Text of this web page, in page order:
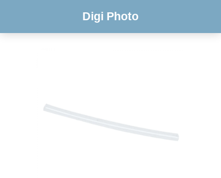
Digi Photo